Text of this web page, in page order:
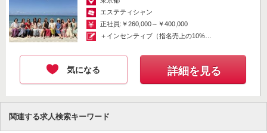
エステティシャン
正社員:￥260,000～￥400,000
気になる 詳細を見る
関連する求人検索キーワード